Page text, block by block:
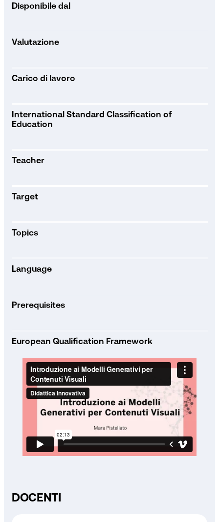
Disponibile dal
Valutazione
Carico di lavoro
International Standard Classification of
Education
Teacher
Target
Topics
Language
Prerequisites
European Qualification Framework
DOCENTI